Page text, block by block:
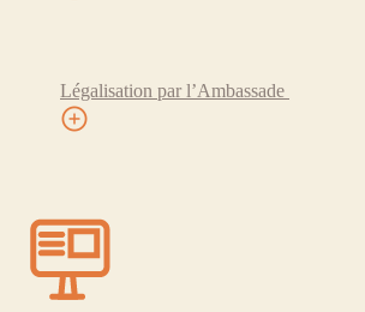
Légalisation par l’Ambassade